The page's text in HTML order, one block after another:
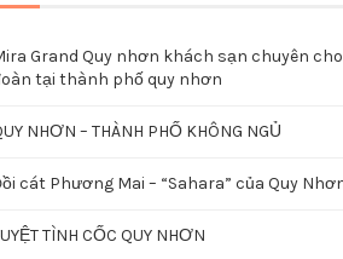
Grand Quy nhơn khách sạn chuyên
tại thành phố quy nhơn
NHƠN – THÀNH PHỐ KHÔNG NGỦ
cát Phương Mai – “Sahara” của Quy
TÌNH CỐC QUY NHƠN